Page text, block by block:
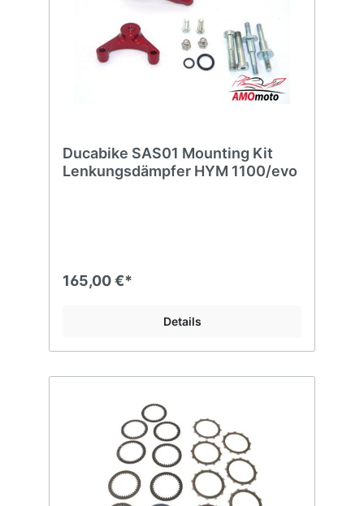
Ducabike SAS01 Mounting Kit
Lenkungsdämpfer HYM 1100/evo
165,00 €*
Details